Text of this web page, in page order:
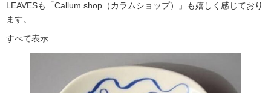
LEAVESも「Callum shop（カラムショップ）」も嬉しく感じており
ます。
すべて表示